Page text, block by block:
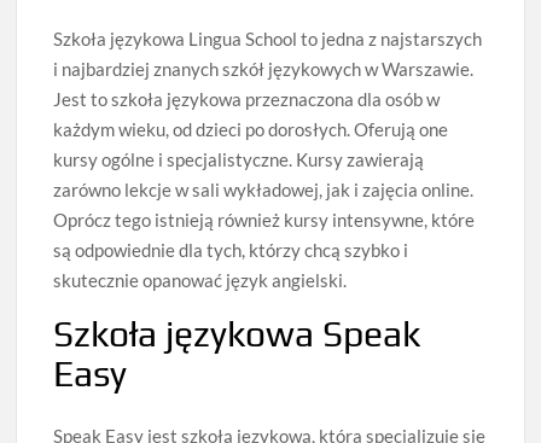
Szkoła językowa Lingua School to jedna z najstarszych
i najbardziej znanych szkół językowych w Warszawie.
Jest to szkoła językowa przeznaczona dla osób w
każdym wieku, od dzieci po dorosłych. Oferują one
kursy ogólne i specjalistyczne. Kursy zawierają
zarówno lekcje w sali wykładowej, jak i zajęcia online.
Oprócz tego istnieją również kursy intensywne, które
są odpowiednie dla tych, którzy chcą szybko i
skutecznie opanować język angielski.
Szkoła językowa Speak
Easy
Speak Easy jest szkołą językową, która specjalizuje się